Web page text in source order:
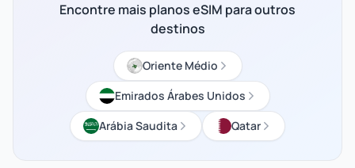
Encontre mais planos eSIM para outros
destinos
Oriente Médio
Emirados Árabes Unidos
Arábia Saudita
Qatar